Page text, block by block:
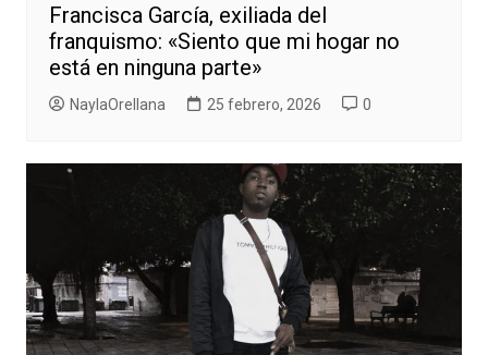
Francisca García, exiliada del
franquismo: «Siento que mi hogar no
está en ninguna parte»
NaylaOrellana 25 febrero, 2026 0